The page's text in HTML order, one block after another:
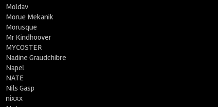
Moldav
Morue Mekanik
Morusque
Mr Kindhoover
MYCOSTER
Nadine Graudchibre
Napel
NATE
Nils Gasp
nixxx